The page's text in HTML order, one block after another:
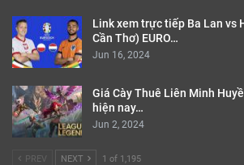
Link xem trực tiếp Ba Lan vs
Cần Thơ) EURO…
Jun 16, 2024
Giá Cày Thuê Liên Minh
hiện nay…
Jun 2, 2024
PREV NEXT 1 of 1,195